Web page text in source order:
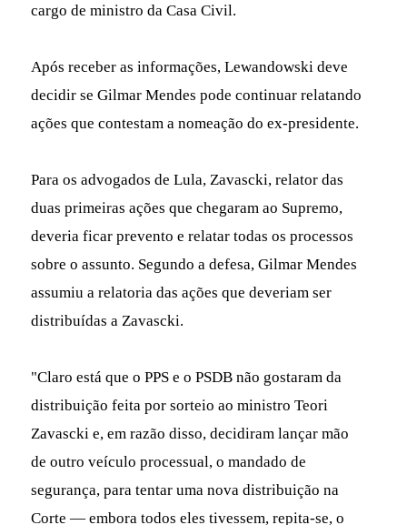
cargo de ministro da Casa Civil.
Após receber as informações, Lewandowski deve
decidir se Gilmar Mendes pode continuar relatando
ações que contestam a nomeação do ex-presidente.
Para os advogados de Lula, Zavascki, relator das
duas primeiras ações que chegaram ao Supremo,
deveria ficar prevento e relatar todas os processos
sobre o assunto. Segundo a defesa, Gilmar Mendes
assumiu a relatoria das ações que deveriam ser
distribuídas a Zavascki.
"Claro está que o PPS e o PSDB não gostaram da
distribuição feita por sorteio ao ministro Teori
Zavascki e, em razão disso, decidiram lançar mão
de outro veículo processual, o mandado de
segurança, para tentar uma nova distribuição na
Corte — embora todos eles tivessem, repita-se, o